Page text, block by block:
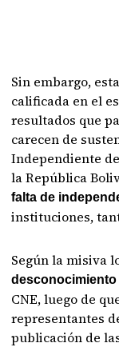
Sin embargo,
calificada en el
resultados que
carecen de
Independiente
la República
falta de
instituciones,
Según la misiva
desconocimiento
CNE, luego de
representantes
publicación de